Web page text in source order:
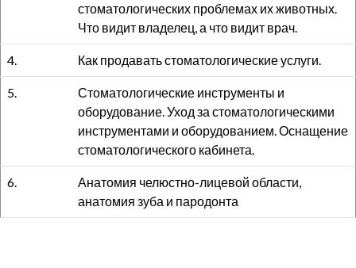
стоматологических проблемах их животных.
Что видит владелец, а что видит врач.
4. Как продавать стоматологические услуги.
5.
Стоматологические инструменты и
оборудование. Уход за стоматологическими
инструментами и оборудованием. Оснащение
стоматологического кабинета.
6.
Анатомия челюстно-лицевой области,
анатомия зуба и пародонта